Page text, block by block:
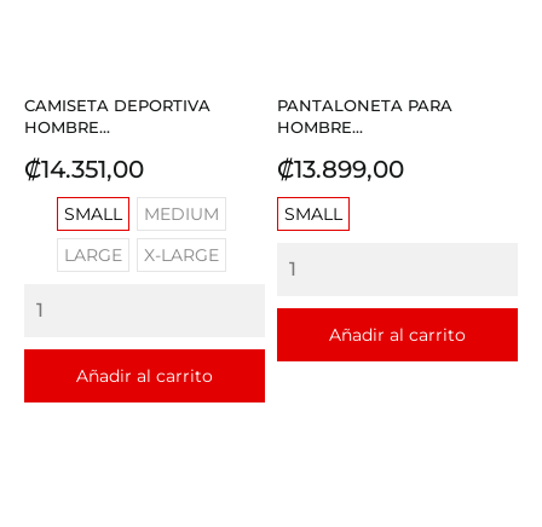
CAMISETA DEPORTIVA
HOMBRE...
Precio
₡14.351,00
SMALL
MEDIUM
LARGE
X-LARGE
Añadir al carrito
PANTALONETA PARA
HOMBRE...
Precio
₡13.899,00
SMALL
Añadir al carrito